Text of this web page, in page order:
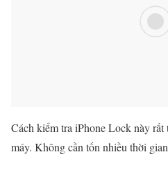
Cách kiểm tra iPhone Lock này
máy. Không cần tốn nhiều thời